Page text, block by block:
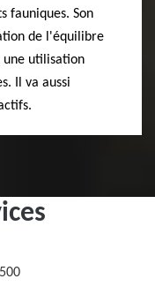
fauniques. Son
de l'équilibre
une utilisation
Il va aussi